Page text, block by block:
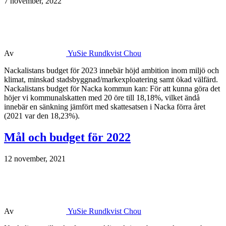
Av
YuSie Rundkvist Chou
Nackalistans budget för 2023 innebär höjd ambition inom miljö och
klimat, minskad stadsbyggnad/markexploatering samt ökad välfärd.
Nackalistans budget för Nacka kommun kan: För att kunna göra det
höjer vi kommunalskatten med 20 öre till 18,18%, vilket ändå
innebär en sänkning jämfört med skattesatsen i Nacka förra året
(2021 var den 18,23%).
Mål och budget för 2022
12 november, 2021
Av
YuSie Rundkvist Chou